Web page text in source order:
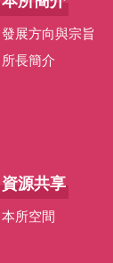
發展方向與宗旨
所長簡介
資源共享
本所空間